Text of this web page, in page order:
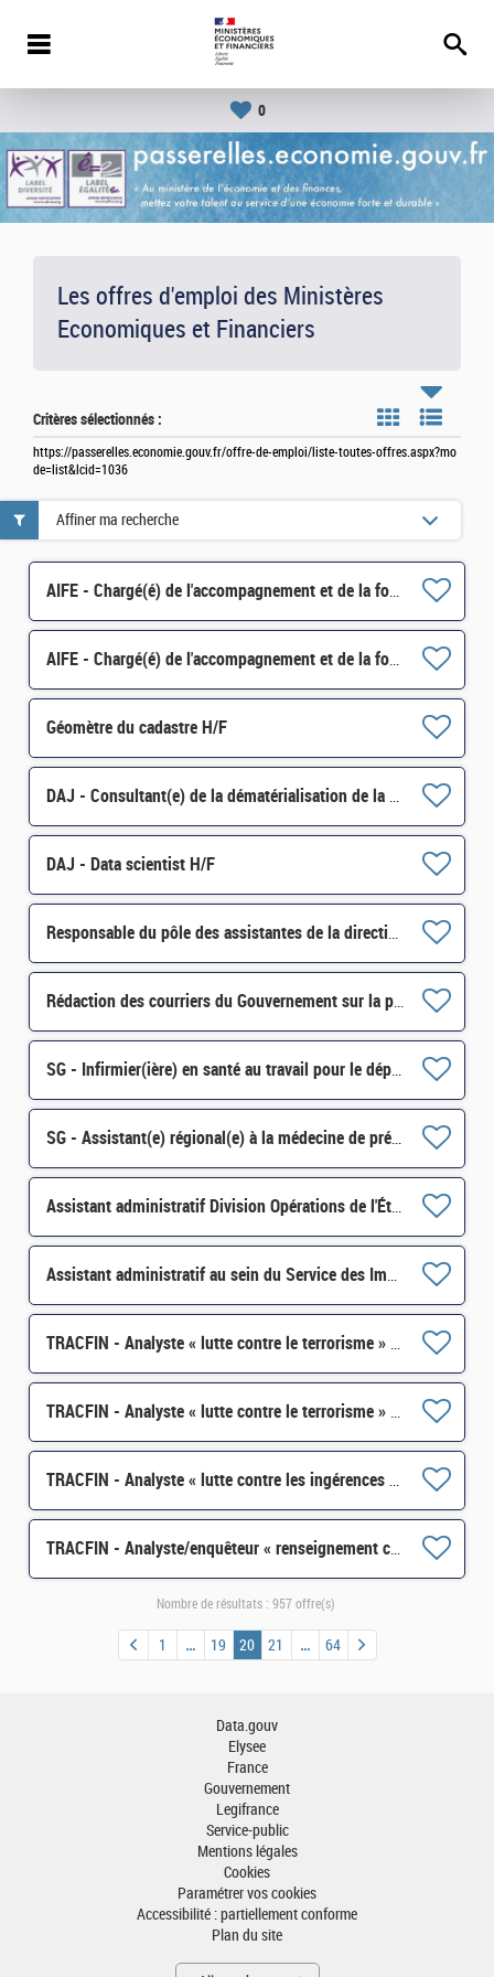
0
Les offres d'emploi des Ministères
Economiques et Financiers
Critères sélectionnés :
https://passerelles.economie.gouv.fr/offre-de-emploi/liste-toutes-offres.aspx?mo
de=list&lcid=1036
AIFE - Chargé(é) de l'accompagnement et de la formation Chorus H/F
AIFE - Chargé(é) de l'accompagnement et de la formation Chorus H/F
Géomètre du cadastre H/F
DAJ - Consultant(e) de la dématérialisation de la commande publique H/F
DAJ - Data scientist H/F
Responsable du pôle des assistantes de la direction générale H/F
Rédaction des courriers du Gouvernement sur la politique industrielle SI-SDPI-160 H/F
SG - Infirmier(ière) en santé au travail pour le département du Loiret (45) H/F
SG - Assistant(e) régional(e) à la médecine de prévention pour la région Nouvelle-Aquitaine H/F
Assistant administratif Division Opérations de l'État/Recouvrement des recettes non fiscales H/F
Assistant administratif au sein du Service des Impôts fonciers (SDIF) d'Ajaccio H/F
TRACFIN - Analyste « lutte contre le terrorisme » H/F
TRACFIN - Analyste « lutte contre le terrorisme » H/F
TRACFIN - Analyste « lutte contre les ingérences étrangères » H/F
TRACFIN - Analyste/enquêteur « renseignement criminel » H/F
Affiner ma recherche
Nombre de résultats : 957 offre(s)
1 19 20 21 64
Data.gouv
Elysee
France
Gouvernement
Legifrance
Service-public
Mentions légales
Cookies
Paramétrer vos cookies
Accessibilité : partiellement conforme
Plan du site